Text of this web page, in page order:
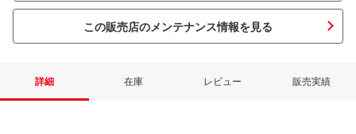
この販売店のメンテナンス情報を見る
詳細 在庫 レビュー 販売実績